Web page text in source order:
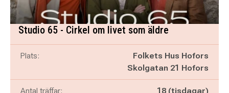
Studio 65 - Cirkel om livet som äldre
Plats:
Folkets Hus Hofors
Skolgatan 21 Hofors
Antal träffar: 18 (tisdagar)